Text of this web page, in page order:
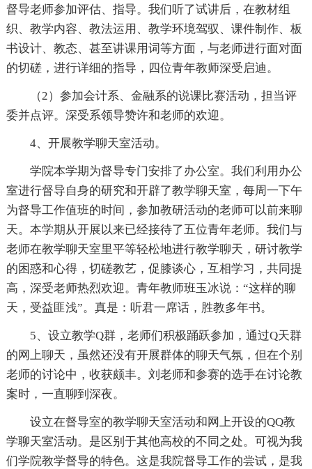
督导老师参加评估、指导。我们听了试讲后，在教材组
织、教学内容、教法运用、教学环境驾驭、课件制作、板
书设计、教态、甚至讲课用词等方面，与老师进行面对面
的切磋，进行详细的指导，四位青年教师深受启迪。
（2）参加会计系、金融系的说课比赛活动，担当评
委并点评。深受系领导赞许和老师的欢迎。
4、开展教学聊天室活动。
学院本学期为督导专门安排了办公室。我们利用办公
室进行督导自身的研究和开辟了教学聊天室，每周一下午
为督导工作值班的时间，参加教研活动的老师可以前来聊
天。本学期从开展以来已经接待了五位青年老师。我们与
老师在教学聊天室里平等轻松地进行教学聊天，研讨教学
的困惑和心得，切磋教艺，促膝谈心，互相学习，共同提
高，深受老师热烈欢迎。青年教师班玉冰说：“这样的聊
天，受益匪浅”。真是：听君一席话，胜教多年书。
5、设立教学Q群，老师们积极踊跃参加，通过Q天群
的网上聊天，虽然还没有开展群体的聊天气氛，但在个别
老师的讨论中，收获颇丰。刘老师和参赛的选手在讨论教
案时，一直聊到深夜。
设立在督导室的教学聊天室活动和网上开设的QQ教
学聊天室活动。是区别于其他高校的不同之处。可视为我
们学院教学督导的特色。这是我院督导工作的尝试，是我